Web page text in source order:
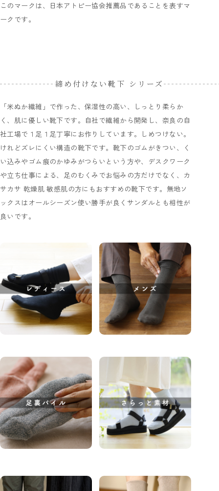
このマークは、日本アトピー協会推薦品であることを表すマ
ークです。
締め付けない靴下 シリーズ
「米ぬか繊維」で作った、保湿性の高い、しっとり柔らか
く、肌に優しい靴下です。自社で繊維から開発し、奈良の自
社工場で１足１足丁寧にお作りしています。しめつけない。
けれどズレにくい構造の靴下です。靴下のゴムがきつい、く
い込みやゴム痕のかゆみがつらいという方や、デスクワーク
や立ち仕事による、足のむくみでお悩みの方だけでなく、カ
サカサ 乾燥肌 敏感肌の方にもおすすめの靴下です。無地ソ
ックスはオールシーズン使い勝手が良くサンダルとも相性が
良いです。